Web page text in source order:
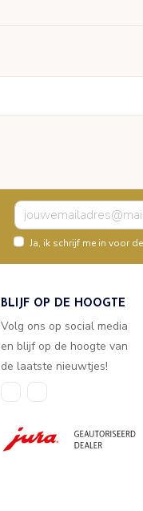
Ja, ik schrijf me in voor
BLIJF OP DE HOOGTE
Volg ons op social media
en blijf op de hoogte van
de laatste nieuwtjes!